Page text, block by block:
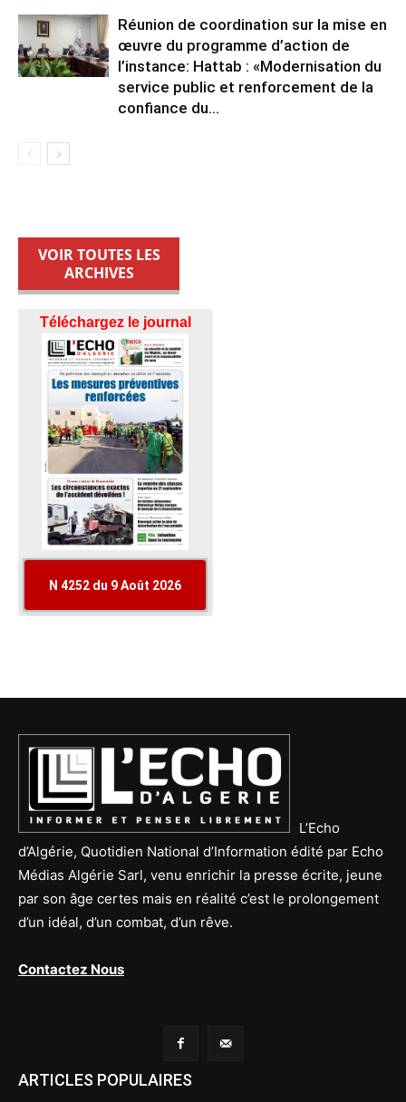
Réunion de coordination sur la mise en
œuvre du programme d’action de
l’instance: Hattab : «Modernisation du
service public et renforcement de la
confiance du...
VOIR TOUTES LES
ARCHIVES
L’Echo
d’Algérie, Quotidien National d’Information édité par Echo
Médias Algérie Sarl, venu enrichir la presse écrite, jeune
par son âge certes mais en réalité c’est le prolongement
d’un idéal, d’un combat, d’un rêve.
Contactez Nous
ARTICLES POPULAIRES